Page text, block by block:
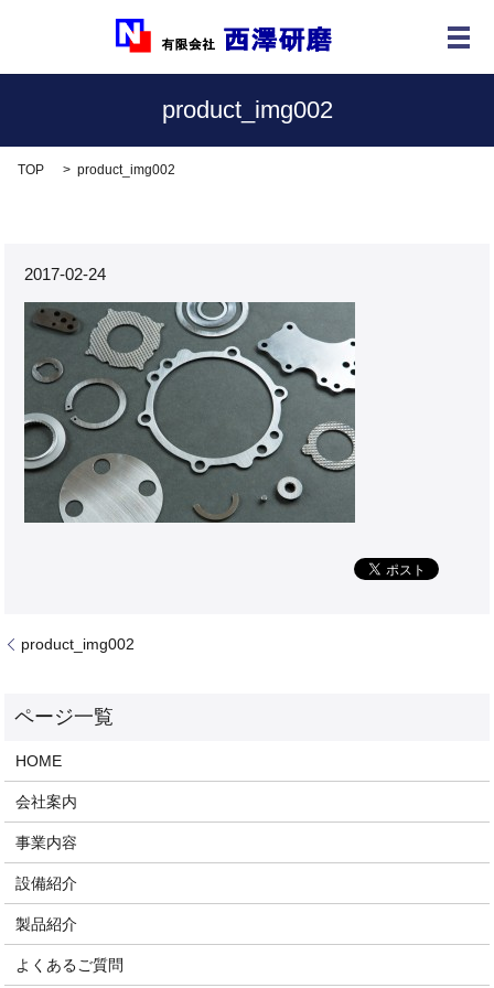
メ
product_img002
TOP product_img002
2017-02-24
product_img002
HOME
会社案内
事業内容
設備紹介
製品紹介
よくあるご質問